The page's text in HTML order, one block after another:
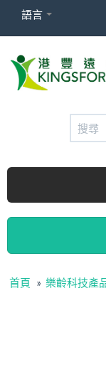
語言
嬰兒產品
首頁 » 樂齡科技產